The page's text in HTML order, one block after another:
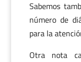
Sabemos
número de
para la
Otra nota